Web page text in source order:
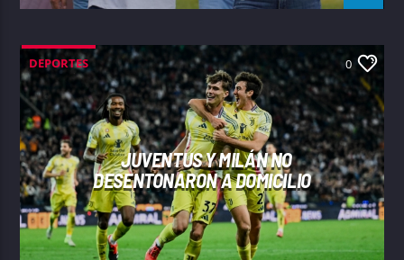
DEPORTES 0
JUVENTUS Y MILÁN NO
DESENTONARON A DOMICILIO